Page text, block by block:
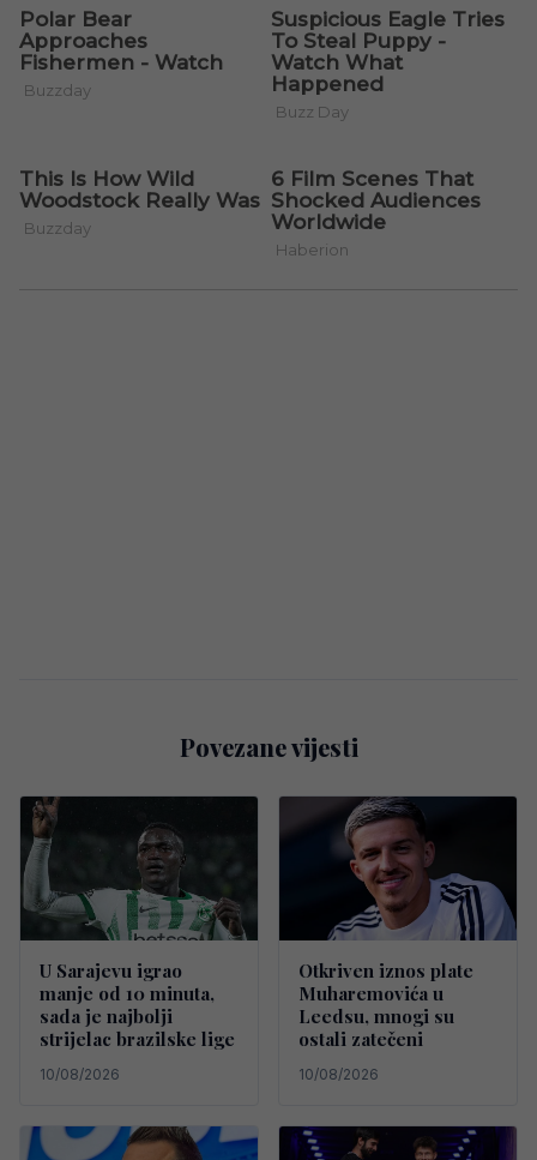
Povezane vijesti
U Sarajevu igrao
manje od 10 minuta,
sada je najbolji
strijelac brazilske lige
10/08/2026
Otkriven iznos plate
Muharemovića u
Leedsu, mnogi su
ostali zatečeni
10/08/2026